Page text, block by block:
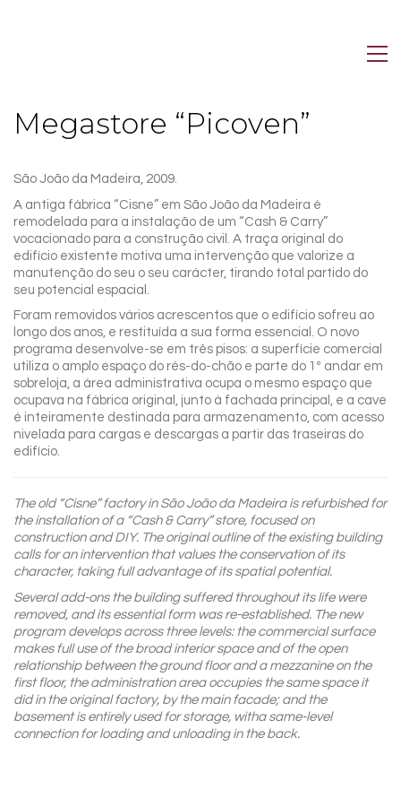
Megastore “Picoven”
São João da Madeira, 2009.
A antiga fábrica “Cisne” em São João da Madeira é
remodelada para a instalação de um “Cash & Carry”
vocacionado para a construção civil. A traça original do
edifício existente motiva uma intervenção que valorize a
manutenção do seu o seu carácter, tirando total partido do
seu potencial espacial.
Foram removidos vários acrescentos que o edifício sofreu ao
longo dos anos, e restituída a sua forma essencial. O novo
programa desenvolve-se em três pisos: a superfície comercial
utiliza o amplo espaço do rés-do-chão e parte do 1º andar em
sobreloja, a área administrativa ocupa o mesmo espaço que
ocupava na fábrica original, junto à fachada principal, e a cave
é inteiramente destinada para armazenamento, com acesso
nivelada para cargas e descargas a partir das traseiras do
edifício.
The old “Cisne” factory in São João da Madeira is refurbished for
the installation of a “Cash & Carry” store, focused on
construction and DIY. The original outline of the existing building
calls for an intervention that values the conservation of its
character, taking full advantage of its spatial potential.
Several add-ons the building suffered throughout its life were
removed, and its essential form was re-established. The new
program develops across three levels: the commercial surface
makes full use of the broad interior space and of the open
relationship between the ground floor and a mezzanine on the
first floor, the administration area occupies the same space it
did in the original factory, by the main facade; and the
basement is entirely used for storage, witha same-level
connection for loading and unloading in the back.